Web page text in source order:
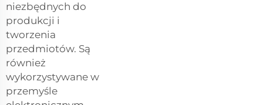
niezbędnych do
produkcji i
tworzenia
przedmiotów. Są
również
wykorzystywane w
przemyśle